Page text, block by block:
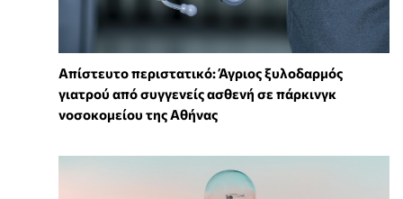
Απίστευτο περιστατικό: Άγριος ξυλοδαρμός
γιατρού από συγγενείς ασθενή σε πάρκινγκ
νοσοκομείου της Αθήνας